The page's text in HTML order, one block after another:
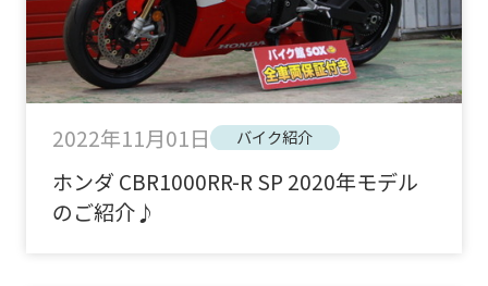
2022年11月01日 バイク紹介
ホンダ CBR1000RR-R SP 2020年モデル
のご紹介♪